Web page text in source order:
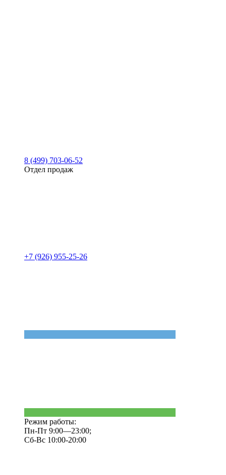
8 (499) 703-06-52
Отдел продаж
+7 (926) 955-25-26
Режим работы:
Пн-Пт 9:00—23:00;
Сб-Вс 10:00-20:00